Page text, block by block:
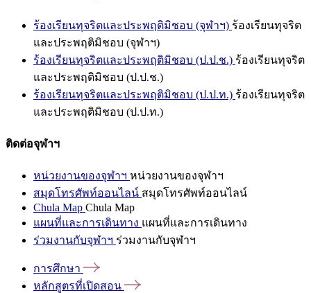
ร้องเรียนทุจริตและประพฤติมิชอบ (จุฬาฯ) ร้องเรียนทุจริต
และประพฤติมิชอบ (จุฬาฯ)
ร้องเรียนทุจริตและประพฤติมิชอบ (ป.ป.ช.) ร้องเรียนทุจริต
และประพฤติมิชอบ (ป.ป.ช.)
ร้องเรียนทุจริตและประพฤติมิชอบ (ป.ป.ท.) ร้องเรียนทุจริต
และประพฤติมิชอบ (ป.ป.ท.)
ติดต่อจุฬาฯ
หน่วยงานของจุฬาฯ หน่วยงานของจุฬาฯ
สมุดโทรศัพท์ออนไลน์ สมุดโทรศัพท์ออนไลน์
Chula Map Chula Map
แผนที่และการเดินทาง แผนที่และการเดินทาง
ร่วมงานกับจุฬาฯ ร่วมงานกับจุฬาฯ
การศึกษา
หลักสูตรที่เปิดสอน